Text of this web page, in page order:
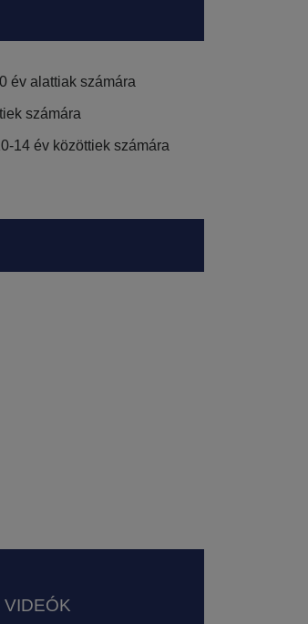
év alattiak számára
számára
14 év közöttiek számára
VIDEÓK